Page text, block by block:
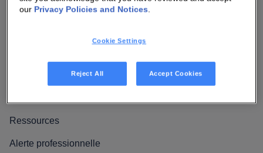
Management & gouvernance
Nos engagements
Ressources
Alerte professionnelle
our Privacy Policies and Notices.
Cookie Settings
Reject All Accept Cookies